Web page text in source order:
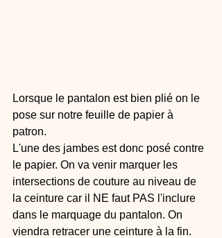
Lorsque le pantalon est bien plié on le
pose sur notre feuille de papier à
patron.
L'une des jambes est donc posé contre
le papier. On va venir marquer les
intersections de couture au niveau de
la ceinture car il NE faut PAS l'inclure
dans le marquage du pantalon. On
viendra retracer une ceinture à la fin.